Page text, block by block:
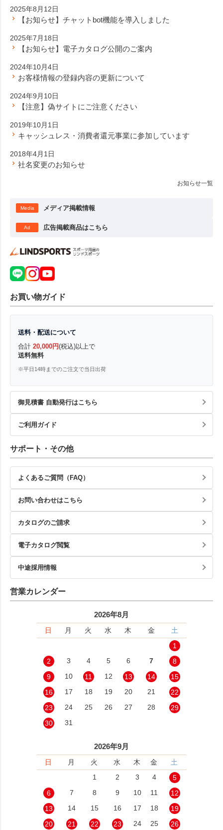
2025年8月12日
【お知らせ】チャットbot機能を導入しました
2025年7月18日
【お知らせ】電子カタログ公開のご案内
2024年10月4日
お客様情報の登録内容の更新について
2024年9月10日
【注意】偽サイトにご注意ください
2019年10月1日
キャッシュレス・消費者還元事業に参加しています
2018年4月1日
社名変更のお知らせ
お知らせ一覧
Media メディア掲載情報
Ad 広告掲載商品はこちら
お買い物ガイド
送料・配送について
合計 20,000円(税込)以上で
送料無料
※平日14時までのご注文で当日出荷
御見積書 自動発行はこちら
ご利用ガイド
サポート・その他
よくあるご質問（FAQ）
お問い合わせはこちら
カタログのご請求
電子カタログ閲覧
中途採用情報
営業カレンダー
2026年8月
日 月 火 水 木 金
土
1
2
3 4 5 6 7
8
9
10 11 12 13 14
15
16
17 18 19 20 21
22
23
24 25 26 27 28
29
30
31
2026年9月
日 月 火 水 木 金
土
1
2 3 4
5
6
7 8 9 10 11
12
13
14 15 16 17 18
19
20
21 22 23 24 25 26